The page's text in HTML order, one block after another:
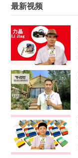
最新视频